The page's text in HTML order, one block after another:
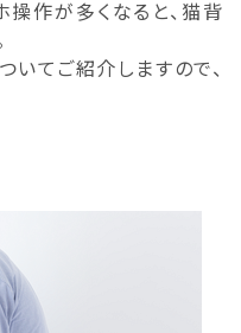
操作が多くなると、猫背
いてご紹介しますので、